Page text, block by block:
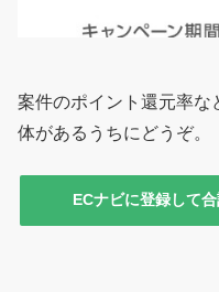
案件のポイント還元率な
体があるうちにどうぞ。
ECナビに登録して